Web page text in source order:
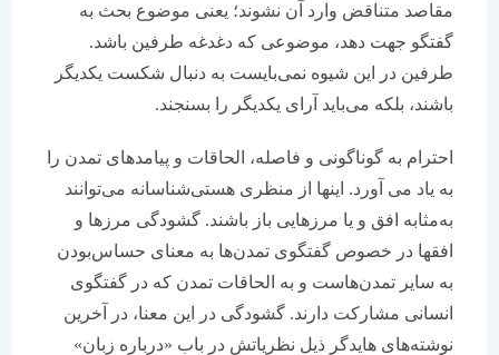
مقاصد متناقض وارد آن نشوند؛ یعنی موضوع بحث به
گفتگو جهت دهد، موضوعی که دغدغه طرفین باشد.
طرفین در این شیوه نمی‌بایست به دنبال شکست یکدیگر
باشند، بلکه می‌باید آرای یکدیگر را بسنجند.
احترام به گوناگونی و فاصله، الحاقات و پیامدهای تمدن را
به یاد می آورد. اینها از منظری هستی‌شناسانه می‌توانند
به‌مثابه افق و یا مرزهایی باز باشند. گشودگی مرزها و
افقها در خصوص گفتگوی تمدن‌ها به معنای حساس‌بودن
به سایر تمدن‌هاست و به الحاقات تمدن که در گفتگوی
انسانی مشارکت دارند. گشودگی در این معنا، در آخرین
نوشته‌های هایدگر ذیل نظریاتش در باب «درباره زبان»